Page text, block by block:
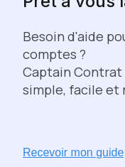
Besoin d'aide
comptes ?
Captain Contrat
simple, facile et